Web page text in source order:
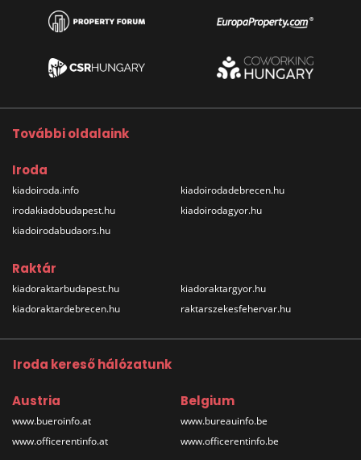
További oldalaink
Iroda
kiadoiroda.info
irodakiadobudapest.hu
kiadoirodabudaors.hu
kiadoirodadebrecen.hu
kiadoirodagyor.hu
Raktár
kiadoraktarbudapest.hu
kiadoraktardebrecen.hu
kiadoraktargyor.hu
raktarszekesfehervar.hu
Iroda kereső hálózatunk
Austria
www.bueroinfo.at
www.officerentinfo.at
Belgium
www.bureauinfo.be
www.officerentinfo.be